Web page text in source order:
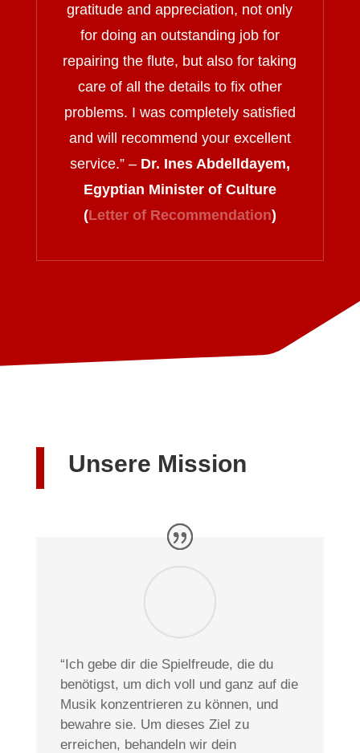
gratitude and appreciation, not only
for doing an outstanding job for
repairing the flute, but also for taking
care of all the details to fix other
problems. I was completely satisfied
and will recommend your excellent
service.” – Dr. Ines Abdelldayem,
Egyptian Minister of Culture
(Letter of Recommendation)
Unsere Mission
“Ich gebe dir die Spielfreude, die du
benötigst, um dich voll und ganz auf die
Musik konzentrieren zu können, und
bewahre sie. Um dieses Ziel zu
erreichen, behandeln wir dein